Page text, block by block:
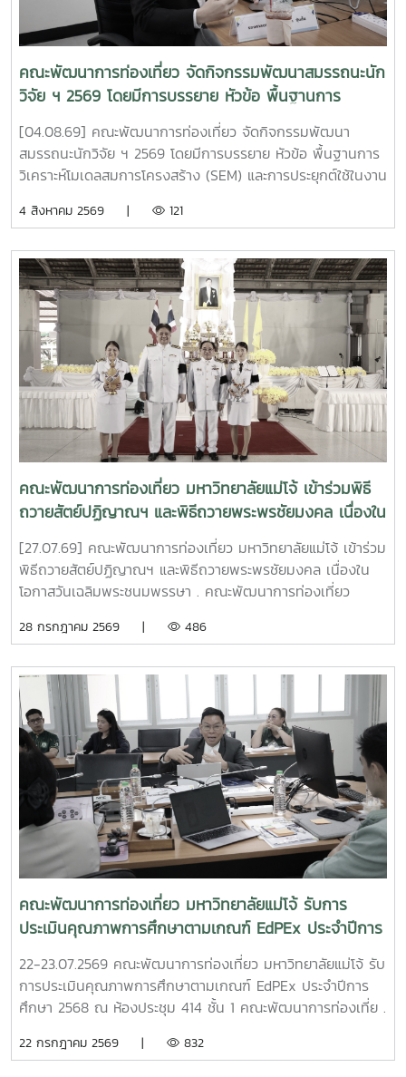
คณะพัฒนาการท่องเที่ยว จัดกิจกรรมพัฒนาสมรรถนะนัก
วิจัย ฯ 2569 โดยมีการบรรยาย หัวข้อ พื้นฐานการ
วิเคราะห์โมเดลสมการโครงสร้าง (SEM) และการประยุกต์ใช้
ในงานวิจัย
[04.08.69] คณะพัฒนาการท่องเที่ยว จัดกิจกรรมพัฒนา
สมรรถนะนักวิจัย ฯ 2569 โดยมีการบรรยาย หัวข้อ พื้นฐานการ
วิเคราะห์โมเดลสมการโครงสร้าง (SEM) และการประยุกต์ใช้ในงาน
อำนวยการบัณฑิตวิทยาลัย มหาวิทยาลัยราชภัฏภูเก็ต เป็น
#TDSMJU #TD #TourismDevelopment #มหาวิทยาลัยแม่โจ้
#คณะพัฒนาการท่องเที่ยว #ท่องเที่ยวแม่โจ้
4 สิงหาคม 2569 | 121
คณะพัฒนาการท่องเที่ยว มหาวิทยาลัยแม่โจ้ เข้าร่วมพิธี
ถวายสัตย์ปฏิญาณฯ และพิธีถวายพระพรชัยมงคล เนื่องใน
โอกาสวันเฉลิมพระชนมพรรษา
[27.07.69] คณะพัฒนาการท่องเที่ยว มหาวิทยาลัยแม่โจ้ เข้าร่วม
พิธีถวายสัตย์ปฏิญาณฯ และพิธีถวายพระพรชัยมงคล เนื่องใน
โอกาสวันเฉลิมพระชนมพรรษา . คณะพัฒนาการท่องเที่ยว
ข้าราชการที่ดีและพลังของแผ่นดิน โดยลงทะเบียนในเวลา 16.00
อาคารแผ่พืชน์ มหาวิทยาลัยแม่โจ้ เนื่องในโอกาสวันเฉลิม
พระชนมพรรษา พระบาทสมเด็จพระเจ้าอยู่หัว . ในการนี้ อาจารย์
ดร.เชษฐ์ ใจเพชร รองคณบดีคณะพัฒนาการท่องเที่ยว ได้รับ
เกียรติเป็นผู้วางพานพุ่ม โดยมี นางสาวศิริพร ดวงดี หัวหน้างาน
คลังและพัสดุ สำนักงานคณบดีคณะพัฒนาการท่องเที่ยว และ
นางปิยะพร แดงชาติ ปฏิบัติหน้าที่เป็นผู้ถือพานพุ่ม . การเข้าร่วม
พิธีในครั้งนี้เป็นการแสดงออกถึงความจงรักภักดีและสำนึกในพระ
มหากรุณาธิคุณต่อสถาบันพระมหากษัตริย์ พร้อมทั้งเป็นการ
แสดงเจตนารมณ์ของบุคลากรในการปฏิบัติหน้าที่ราชการด้วย
ความซื่อสัตย์สุจริต ยึดมั่นในคุณธรรม จริยธรรม และปฏิบัติตน
เป็นข้าราชการที่ดี เพื่อประโยชน์สุขของประชาชนและประเทศชาติ
ต่อไป . #คณะพัฒนาการท่องเที่ยว #มหาวิทยาลัยแม่โจ้ #MJU
#ถวายสัตย์ปฏิญาณ #ถวายพระพรชัยมงคล #วันเฉลิม
พระชนมพรรษา
28 กรกฎาคม 2569 | 486
คณะพัฒนาการท่องเที่ยว มหาวิทยาลัยแม่โจ้ รับการ
ประเมินคุณภาพการศึกษาตามเกณฑ์ EdPEx ประจำปีการ
22-23.07.2569 คณะพัฒนาการท่องเที่ยว มหาวิทยาลัยแม่โจ้ รับ
การประเมินคุณภาพการศึกษาตามเกณฑ์ EdPEx ประจำปีการ
ศึกษา 2568 ณ ห้องประชุม 414 ชั้น 1 คณะพัฒนาการท่องเที่ย .
พัฒนาการท่องเที่ยว ให้การต้อนรับคณะกรรมการประเมิน
22 กรกฎาคม 2569 | 832